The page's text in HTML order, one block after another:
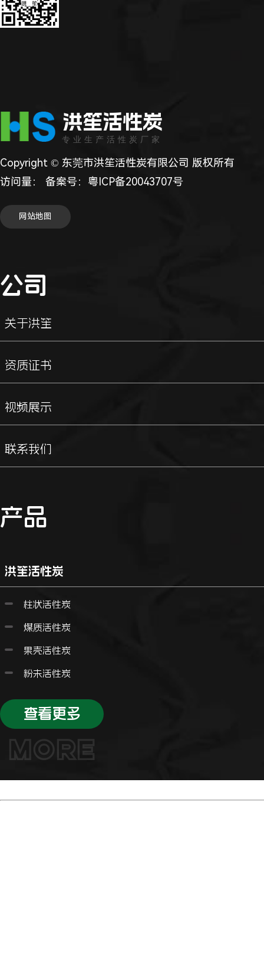
洪笙活性炭
专业生产活性炭厂家
Copyright © 东莞市洪笙活性炭有限公司 版权所有
访问量：
备案号： 粤ICP备20043707号
网站地图
公司
关于洪笙
资质证书
视频展示
联系我们
产品
洪笙活性炭
柱状活性炭
煤质活性炭
果壳活性炭
粉未活性炭
查看更多
MORE